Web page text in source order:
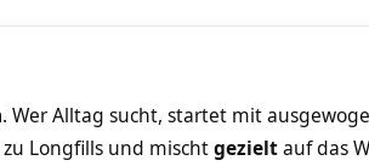
. Wer Alltag sucht, startet mit
Longfills und mischtgezieltauf das